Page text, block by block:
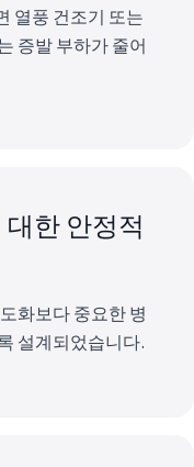
열풍 건조기 또는
증발 부하가 줄어
한 안정적
화보다 중요한 병
설계되었습니다.